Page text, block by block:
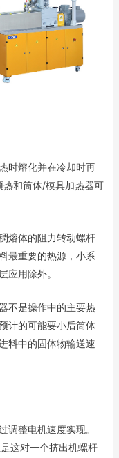
熔化并在冷却时再
热和筒体/模具加热器可
体的阻力转动螺杆
最重要的热源，小系
应用除外。
是操作中的主要热
计的可能要小后筒体
料中的固体物输送速
整电机速度实现。
这对一个挤出机螺杆